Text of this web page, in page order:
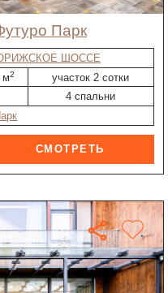
Парк
ШОССЕ
м2
участок 2 сотки
4 спальни